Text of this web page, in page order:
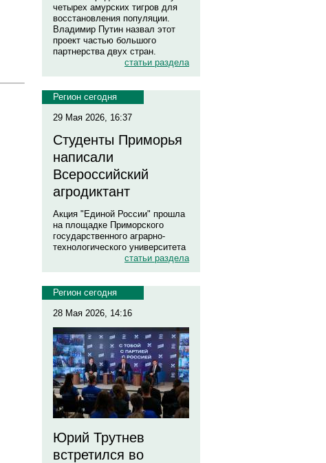
четырех амурских тигров для
восстановления популяции.
Владимир Путин назвал этот
проект частью большого
партнерства двух стран.
статьи раздела
Регион сегодня
29 Мая 2026, 16:37
Студенты Приморья
написали
Всероссийский
агродиктант
Акция "Единой России" прошла
на площадке Приморского
государственного аграрно-
технологического университета
статьи раздела
Регион сегодня
28 Мая 2026, 14:16
Юрий Трутнев
встретился во